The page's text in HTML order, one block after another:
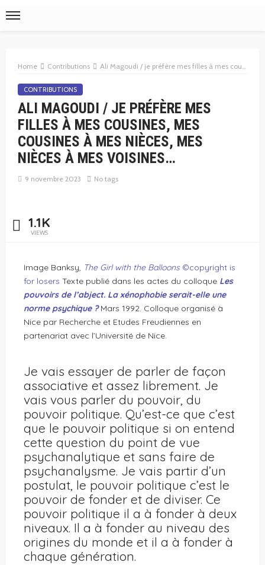
Home Contributions Ali Magoudi / je préfère mes filles à mes cousines, mes cousines à mes nièces, mes nièces à mes voisines…
CONTRIBUTIONS
ALI MAGOUDI / JE PRÉFÈRE MES
FILLES À MES COUSINES, MES
COUSINES À MES NIÈCES, MES
NIÈCES À MES VOISINES…
9 novembre 2023 No tags
1.1K
VIEWS
Image Banksy, The Girl with the Balloons ©copyright is
for losers Texte publié dans les actes du colloque Les
pouvoirs de l’abject. La xénophobie serait-elle une
norme psychique ?Mars 1992. Colloque organisé à
Nice par Recherche et Etudes Freudiennes en
partenariat avec l’Université de Nice.
Je vais essayer de parler de façon
associative et assez librement. Je
vais vous parler du pouvoir, du
pouvoir politique. Qu’est-ce que c’est
que le pouvoir politique si on entend
cette question du point de vue
psychanalytique et sans faire de
psychanalysme. Je vais partir d’un
postulat, le pouvoir politique c’est le
pouvoir de fonder et de diviser. Ce
pouvoir politique il a à fonder à deux
niveaux. Il a à fonder au niveau des
origines du monde et il a à fonder à
chaque génération.